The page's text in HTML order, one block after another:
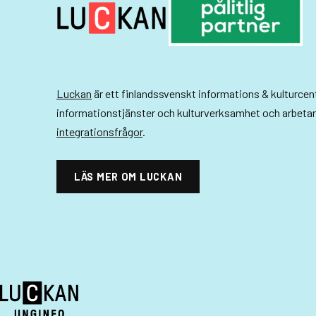
-
n
v
i
g
e
r
g
Luckan är ett finlandssvenskt informations &
informationstjänster och kulturverksamhet och
integrationsfrågor.
LÄS MER OM LUCKAN